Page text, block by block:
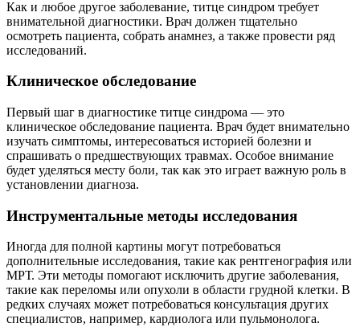
Как и любое другое заболевание, титце синдром требует
внимательной диагностики. Врач должен тщательно
осмотреть пациента, собрать анамнез, а также провести ряд
исследований.
Клиническое обследование
Первый шаг в диагностике титце синдрома — это
клиническое обследование пациента. Врач будет внимательно
изучать симптомы, интересоваться историей болезни и
спрашивать о предшествующих травмах. Особое внимание
будет уделяться месту боли, так как это играет важную роль в
установлении диагноза.
Инструментальные методы исследования
Иногда для полной картины могут потребоваться
дополнительные исследования, такие как рентгенография или
МРТ. Эти методы помогают исключить другие заболевания,
такие как переломы или опухоли в области грудной клетки. В
редких случаях может потребоваться консультация других
специалистов, например, кардиолога или пульмонолога.